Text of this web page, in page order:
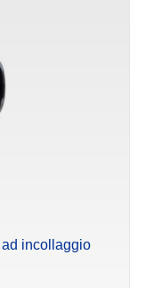
incollaggio